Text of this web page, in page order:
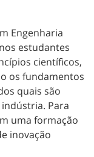
Engenharia
estudantes
científicos,
os fundamentos
quais são
Para
uma formação
inovação